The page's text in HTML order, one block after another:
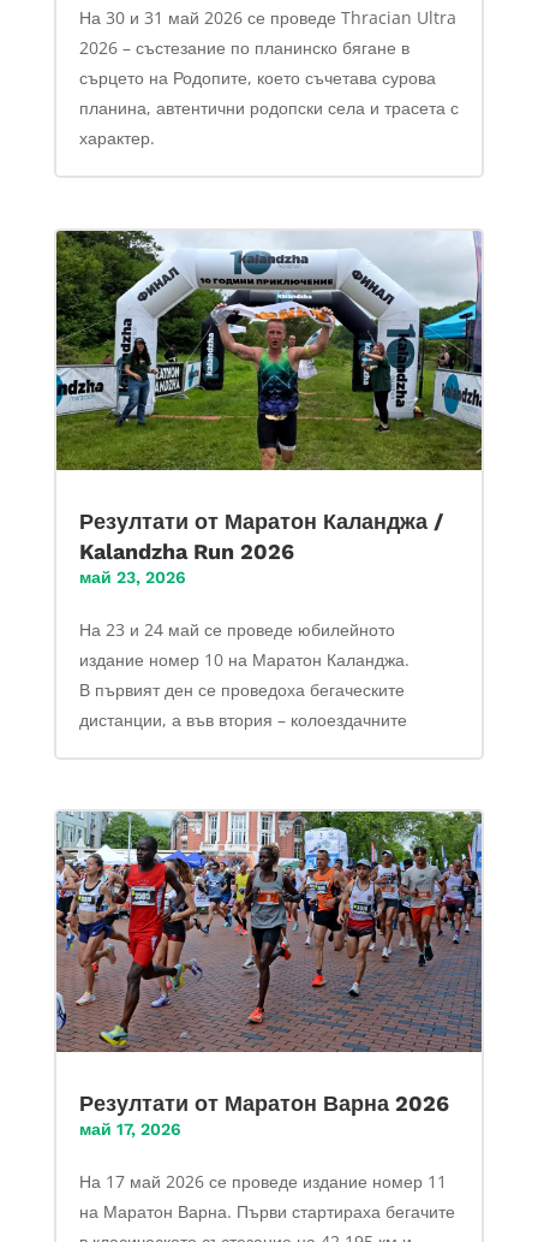
На 30 и 31 май 2026 се проведе Thracian Ultra
2026 – състезание по планинско бягане в
сърцето на Родопите, което съчетава сурова
планина, автентични родопски села и трасета с
характер.
Резултати от Маратон Каланджа /
Kalandzha Run 2026
май 23, 2026
На 23 и 24 май се проведе юбилейното
издание номер 10 на Маратон Каланджа.
В първият ден се проведоха бегаческите
дистанции, а във втория – колоездачните
Резултати от Маратон Варна 2026
май 17, 2026
На 17 май 2026 се проведе издание номер 11
на Маратон Варна. Първи стартираха бегачите